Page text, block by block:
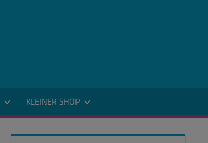
KLEINER SHOP